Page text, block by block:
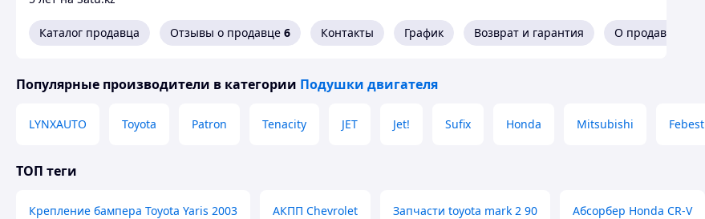
Как сделать покупку в нашем магазине
Оформление заказа на сайте или
бесплатно
Каталог продавца Отзывы о продавце 6 Контакты График Возврат и гарантия О продавце
Популярные производители в категории Подушки двигателя
LYNXAUTO Toyota Patron Tenacity JET Jet! Sufix Honda Mitsubishi Febest
ТОП теги
Крепление бампера Toyota Yaris 2003 АКПП Chevrolet Запчасти toyota mark 2 90 Абсорбер Honda CR-V